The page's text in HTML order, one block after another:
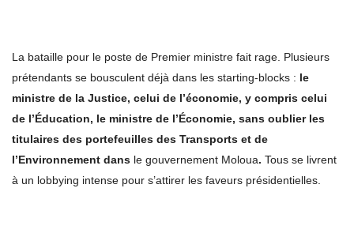
La bataille pour le poste de Premier ministre fait rage. Plusieurs
prétendants se bousculent déjà dans les starting-blocks : le
ministre de la Justice, celui de l’économie, y compris celui
de l’Éducation, le ministre de l’Économie, sans oublier les
titulaires des portefeuilles des Transports et de
l’Environnement dans le gouvernement Moloua. Tous se livrent
à un lobbying intense pour s’attirer les faveurs présidentielles.